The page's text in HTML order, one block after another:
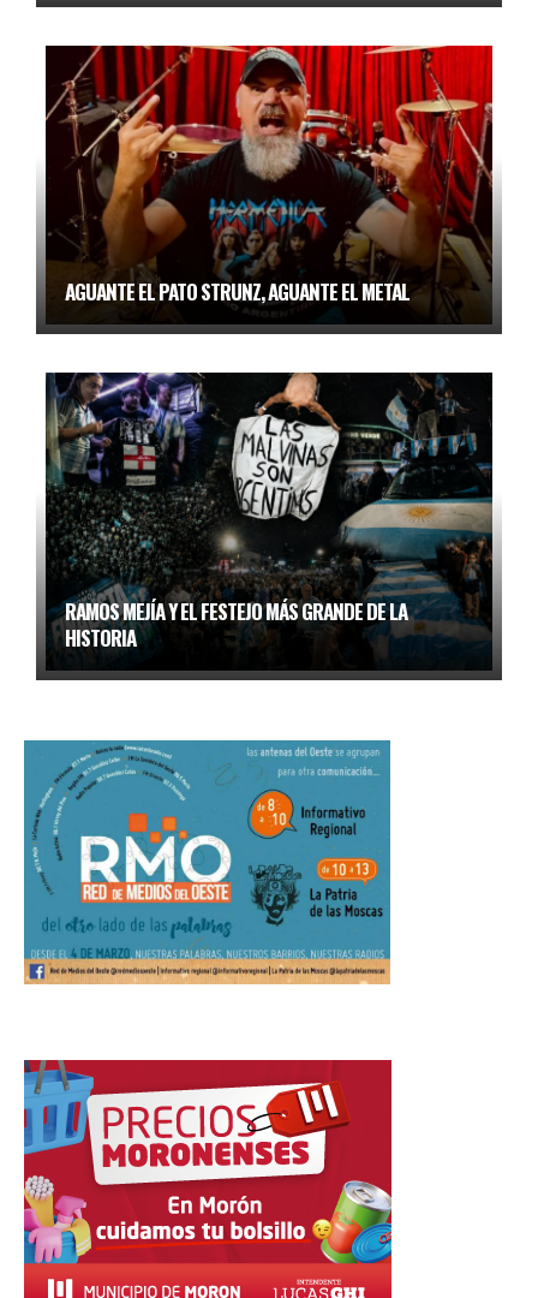
AGUANTE EL PATO STRUNZ, AGUANTE EL METAL
RAMOS MEJÍA Y EL FESTEJO MÁS GRANDE DE LA
HISTORIA